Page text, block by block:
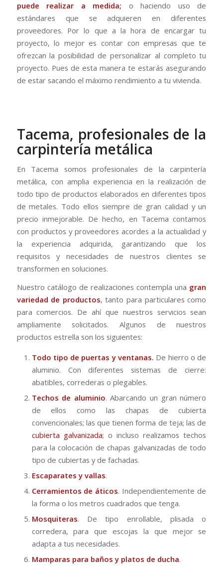
puede realizar a medida; o haciendo uso de
estándares que se adquieren en diferentes
proveedores. Por lo que a la hora de encargar tu
proyecto, lo mejor es contar con empresas que te
ofrezcan la posibilidad de personalizar al completo tu
proyecto. Pues de esta manera te estarás asegurando
de estar sacando el máximo rendimiento a tu vivienda.
Tacema, profesionales de la
carpintería metálica
En Tacema somos profesionales de la carpintería
metálica, con amplia experiencia en la realización de
todo tipo de productos elaborados en diferentes tipos
de metales. Todo ellos siempre de gran calidad y un
precio inmejorable. De hecho, en Tacema contamos
con productos y proveedores acordes a la actualidad y
la experiencia adquirida, garantizando que los
requisitos y necesidades de nuestros clientes se
transformen en soluciones.
Nuestro catálogo de realizaciones contempla una gran
variedad de productos, tanto para particulares como
para comercios. De ahí que nuestros servicios sean
ampliamente solicitados. Algunos de nuestros
productos estrella son los siguientes:
Todo tipo de puertas y ventanas. De hierro o de
aluminio. Con diferentes sistemas de cierre:
abatibles, correderas o plegables.
Techos de aluminio. Abarcando un gran número
de ellos como las chapas de cubierta
convencionales; las que tienen forma de teja; las de
cubierta galvanizada; o incluso realizamos techos
para la colocación de chapas galvanizadas de todo
tipo de cubiertas y de fachadas.
Escaparates y vallas.
Cerramientos de áticos. Independientemente de
la forma o los metros cuadrados que tenga.
Mosquiteras. De tipo enrollable, plisada o
corredera, para que escojas la que mejor se
adapta a tus necesidades.
Mamparas para baños y platos de ducha.